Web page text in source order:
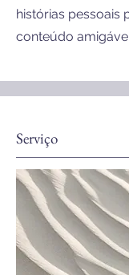
histórias pessoais
conteúdo
Serviço